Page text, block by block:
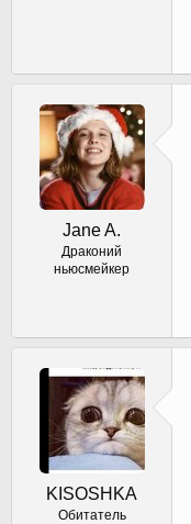
Jane A.
Драконий
ньюсмейкер
KISOSHKA
Обитатель